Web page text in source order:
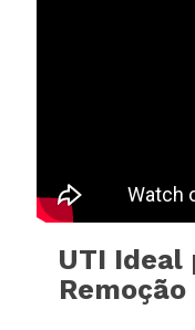
UTI